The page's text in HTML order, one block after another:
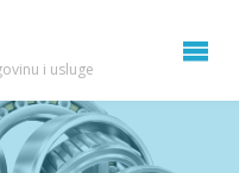
i usluge